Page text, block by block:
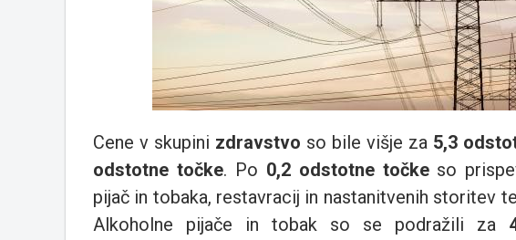
Cene v skupini zdravstvo so bile višje za 5,3
odstotne točke. Po 0,2 odstotne točkeso
pijač in tobaka, restavracij in nastanitvenih storitev
Alkoholne pijače in tobak so se podražili za